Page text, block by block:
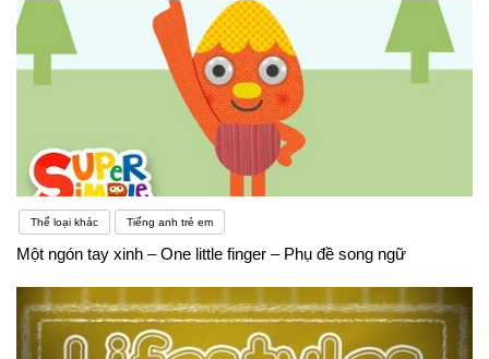
Thể loại khác Tiếng anh trẻ em
Một ngón tay xinh – One little finger – Phụ đề song ngữ